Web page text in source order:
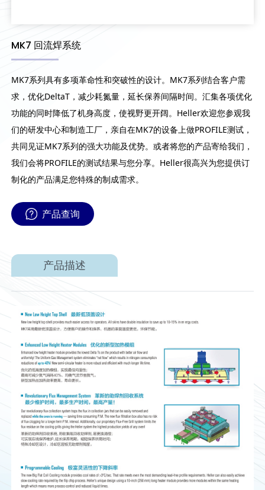
MK7 回流焊系统
MK7系列具有多项革命性和突破性的设计。MK7系列结合客户需
求，优化DeltaT，减少耗氮量，延长保养间隔时间。汇集各项优化
功能的同时降低了机身高度，使视野更开阔。Heller欢迎您参观我
们的研发中心和制造工厂，亲自在MK7的设备上做PROFILE测试，
共同见证MK7系列的强大功能及优势。或者将您的产品寄给我们，
我们会将PROFILE的测试结果与您分享。Heller很高兴为您提供订
制化的产品满足您特殊的制成需求。
产品查询
产品描述